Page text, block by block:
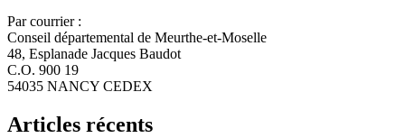
Par courrier :
Conseil départemental de Meurthe-et-Moselle
48, Esplanade Jacques Baudot
C.O. 900 19
54035 NANCY CEDEX
Articles récents